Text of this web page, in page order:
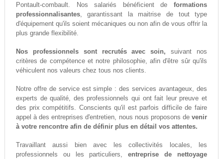
Pontault-combault. Nos salariés bénéficient deformations
professionnalisantes, garantissant la maitrise de tout type
d'équipement qu'ils soient mécaniques ou non afin de vous offrir la
plus grande flexibilité.
Nos professionnels sont recrutés avec soin, suivant nos
critères de compétence et notre philosophie, afin d'être sûr qu'ils
véhiculent nos valeurs chez tous nos clients.
Notre offre de service est simple : des services avantageux, des
experts de qualité, des professionnels qui ont fait leur preuve et
des prix compétitifs. Conscients qu'il est parfois difficile de faire
appel à des entreprises d'entretien, nous nous proposons devenir
à votre rencontre afin de définir plus en détail vos attentes.
Travaillant aussi bien avec les collectivités locales, les
professionnels ou les particuliers,entreprise de nettoyage